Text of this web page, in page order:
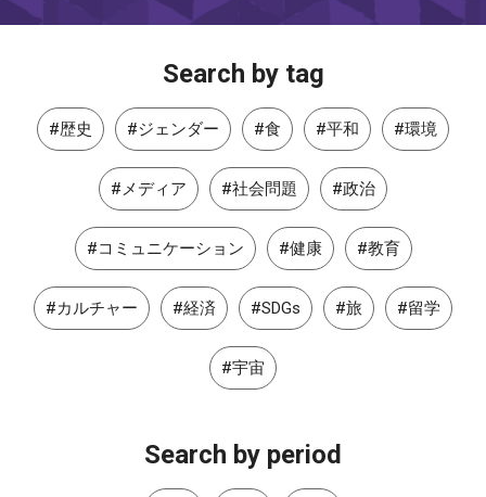
Search by tag
#歴史 #ジェンダー #食 #平和 #環境
#メディア #社会問題 #政治
#コミュニケーション #健康 #教育
#カルチャー #経済 #SDGs #旅 #留学
#宇宙
Search by period